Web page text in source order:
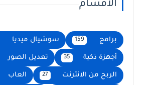
الأقسام
برامج 159 سوشيال ميديا
أجهزة ذكية 35 تعديل الصور
الربح من الانترنت 27 العاب